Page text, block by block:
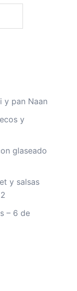
y pan Naan
y
glaseado
y salsas
– 6 de